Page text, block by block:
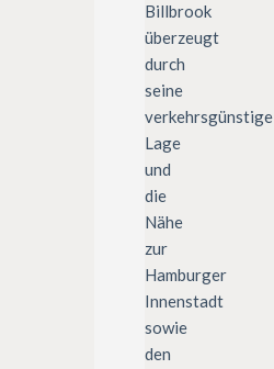
Billbrook
überzeugt
durch
seine
verkehrsgünstige
Lage
und
die
Nähe
zur
Hamburger
Innenstadt
sowie
den